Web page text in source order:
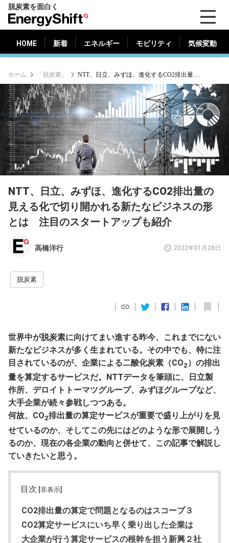
脱炭素を面白く
ナ
ジ
ー
フ
ト）
HOME 新着 エネルギー モビリティ 気候変動
新着 エネルギー 気候変動
ホーム 「脱炭素」 NTT、日立、みずほ、進化するCO2排出量の見える化で切り開かれる新たなビジネスの形とは 注目のスタートアップも紹介
NTT、日立、みずほ、進化するCO2排出量の
見える化で切り開かれる新たなビジネスの形
とは 注目のスタートアップも紹介
高橋洋行 2022年01月28日
脱炭素
世界中が脱炭素に向けてまい進する昨今、これまでにない
新たなビジネスが多く生まれている。その中でも、特に注
目されているのが、企業による二酸化炭素（CO2 ）の排出
量を算定するサービスだ。NTTデータを筆頭に、日立製
作所、デロイトトーマツグループ、みずほグループなど、
大手企業が続々参戦しつつある。
何故、CO2排出量の算定サービスが重要で盛り上がりを見
せているのか、そしてこの先にはどのような形で展開しう
るのか、現在の各企業の動向と併せて、この記事で解説し
ていきたいと思う。
目次 [非表示]
CO2排出量の算定で問題となるのはスコープ３
CO2算定サービスにいち早く乗り出した企業は
大企業が行う算定サービスの根幹を担う新興２社